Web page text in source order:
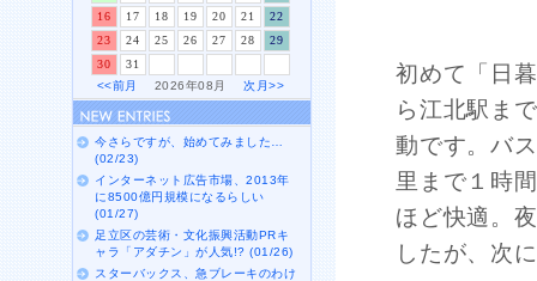
初めて「日
ら江北駅ま
動です。バ
里まで１時
ほど快適。
したが、次
16
17 18 19 20 21
22
23
24 25 26 27 28
29
30
31
<<前月
2026年08月次月>>
今さらですが、始めてみました…
(02/23)
インターネット広告市場、2013年
に8500億円規模になるらしい
(01/27)
足立区の芸術・文化振興活動PRキ
ャラ「アダチン」が人気!? (01/26)
スターバックス、急ブレーキのわけ